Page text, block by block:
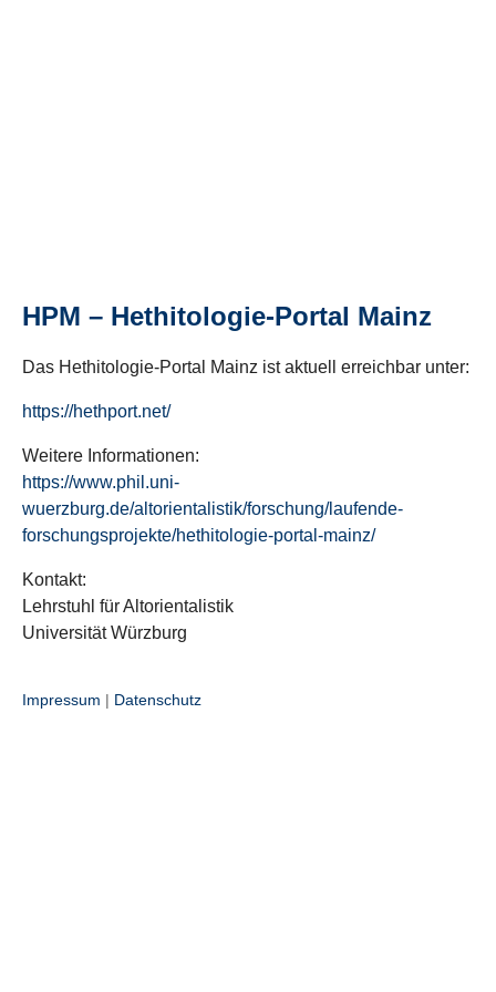
HPM – Hethitologie-Portal Mainz
Das Hethitologie-Portal Mainz ist aktuell erreichbar unter:
https://hethport.net/
Weitere Informationen:
https://www.phil.uni-
wuerzburg.de/altorientalistik/forschung/laufende-
forschungsprojekte/hethitologie-portal-mainz/
Kontakt:
Lehrstuhl für Altorientalistik
Universität Würzburg
Impressum | Datenschutz